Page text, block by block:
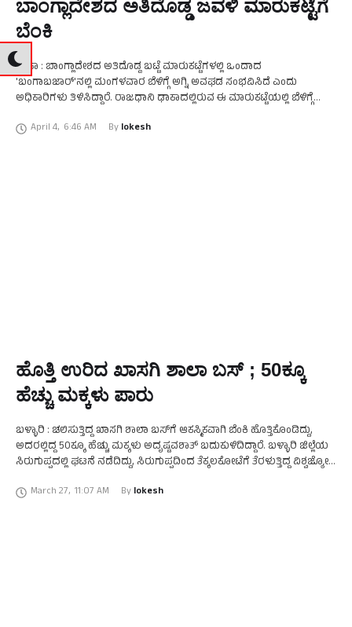
ಬಾಂಗ್ಲಾದೇಶದ ಅತಿದೊಡ್ಡ ಜವಳಿ ಮಾರುಕಟ್ಟೆಗೆ
ಬೆಂಕಿ
ಢಾಕಾ : ಬಾಂಗ್ಲಾದೇಶದ ಅತಿದೊಡ್ಡ ಬಟ್ಟೆ ಮಾರುಕಟ್ಟೆಗಳಲ್ಲಿ ಒಂದಾದ
'ಬಂಗಾಬಜಾರ್‌'ನಲ್ಲಿ ಮಂಗಳವಾರ ಬೆಳಿಗ್ಗೆ ಅಗ್ನಿ ಅವಘಡ ಸಂಭವಿಸಿದೆ ಎಂದು
ಅಧಿಕಾರಿಗಳು ತಿಳಿಸಿದ್ದಾರೆ. ರಾಜಧಾನಿ ಢಾಕಾದಲ್ಲಿರುವ ಈ ಮಾರುಕಟ್ಟೆಯಲ್ಲಿ ಬೆಳಿಗ್ಗೆ
ಎಂದು ಅಧಿಕಾರಿಗಳು …
April 4, 6:46 AM By lokesh
ಹೊತ್ತಿ ಉರಿದ ಖಾಸಗಿ ಶಾಲಾ ಬಸ್ ; 50ಕ್ಕೂ
ಹೆಚ್ಚು ಮಕ್ಕಳು ಪಾರು
ಬಳ್ಳಾರಿ : ಚಲಿಸುತ್ತಿದ್ದ ಖಾಸಗಿ ಶಾಲಾ ಬಸ್‌ಗೆ ಆಕಸ್ಮಿಕವಾಗಿ ಬೆಂಕಿ ಹೊತ್ತಿಕೊಂಡಿದ್ದು,
ಅದರಲ್ಲಿದ್ದ 50ಕ್ಕೂ ಹೆಚ್ಚು ಮಕ್ಕಳು ಅದೃಷ್ಟವಶಾತ್‌ ಬದುಕುಳಿದಿದ್ದಾರೆ. ಬಳ್ಳಾರಿ ಜಿಲ್ಲೆಯ
ಸಿರುಗುಪ್ಪದಲ್ಲಿ ಘಟನೆ ನಡೆದಿದ್ದು, ಸಿರುಗುಪ್ಪದಿಂದ ತೆಕ್ಕಲಕೋಟೆಗೆ ತೆರಳುತ್ತಿದ್ದ ವಿಶ್ವಜ್ಯೋತಿ
March 27, 11:07 AM By lokesh